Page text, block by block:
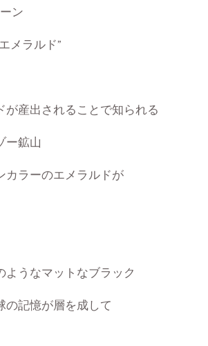
ン
メラルド”
が産出されることで知られる
ー鉱山
カラーのエメラルドが
ようなマットなブラック
の記憶が層を成して